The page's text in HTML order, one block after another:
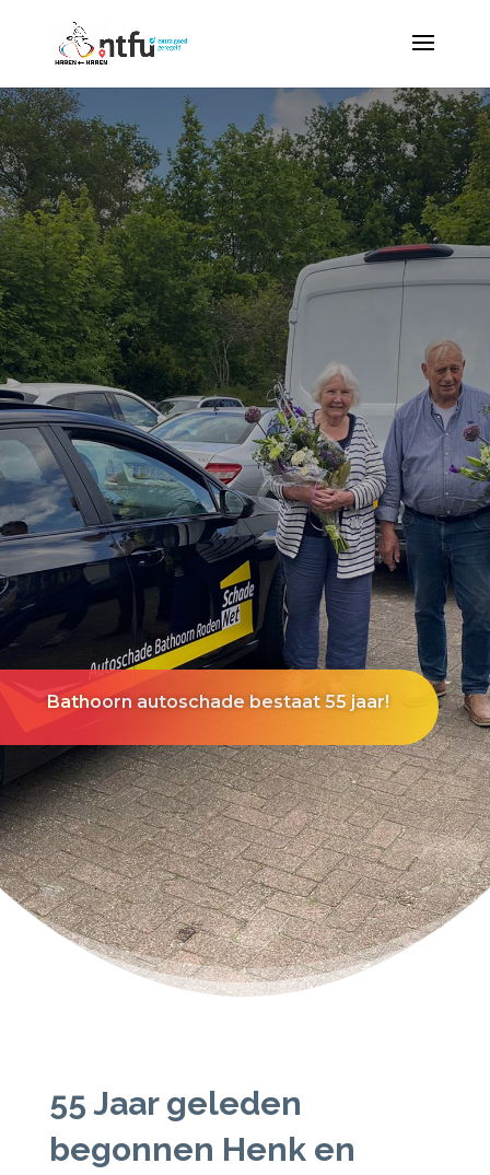
Bathoorn autoschade bestaat 55 jaar!
55 Jaar geleden
begonnen Henk en